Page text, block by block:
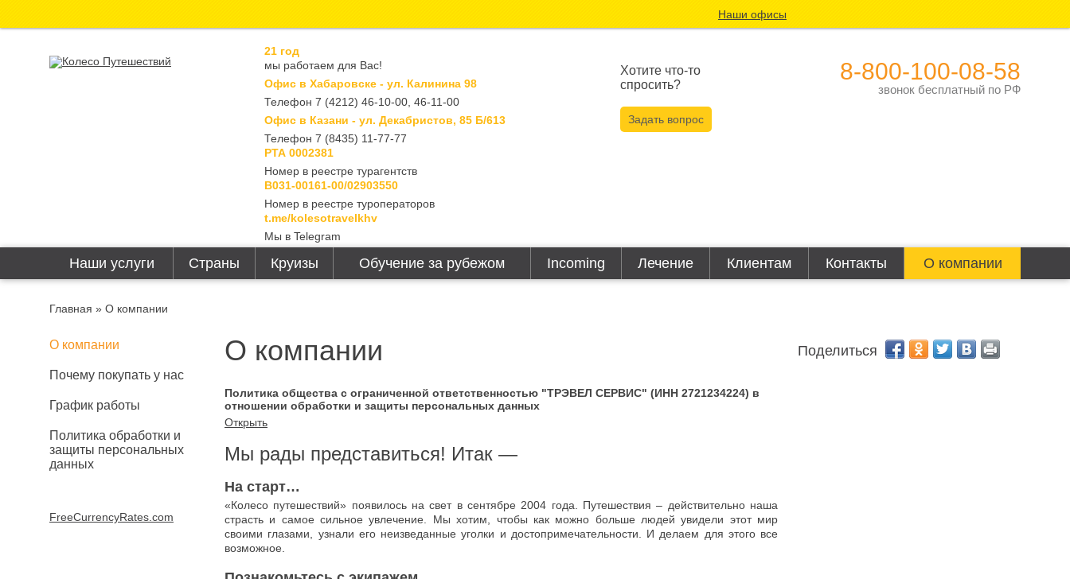
Наши офисы
21 год
мы работаем для Вас!
Офис в Хабаровске - ул. Калинина 98
Телефон 7 (4212) 46-10-00, 46-11-00
Офис в Казани - ул. Декабристов, 85 Б/613
Телефон 7 (8435) 11-77-77
РТА 0002381
Номер в реестре турагентств
В031-00161-00/02903550
Номер в реестре туроператоров
t.me/kolesotravelkhv
Мы в Telegram
Хотите что-то
спросить?
Задать вопрос
8-800-100-08-58
звонок бесплатный по РФ
Наши услуги Страны Круизы Обучение за рубежом Incoming Лечение Клиентам Контакты О компании
Главная » О компании
О компании
Почему покупать у нас
График работы
Политика обработки и
защиты персональных
данных
FreeCurrencyRates.com
О компании
Политика общества с ограниченной ответственностью "ТРЭВЕЛ СЕРВИС" (ИНН 2721234224) в
отношении обработки и защиты персональных данных
Открыть
Мы рады представиться! Итак —
На старт…
«Колесо путешествий» появилось на свет в сентябре 2004 года. Путешествия – действительно наша
страсть и самое сильное увлечение. Мы хотим, чтобы как можно больше людей увидели этот мир
своими глазами, узнали его неизведанные уголки и достопримечательности. И делаем для этого все
возможное.
Поделиться